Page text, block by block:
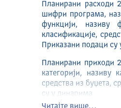
Планирани расходи
шифри програма,
функцији, називу
класификације,
Приказани подаци су
Планирани приходи
категорији, називу
средства из буџета,
су у динарима.